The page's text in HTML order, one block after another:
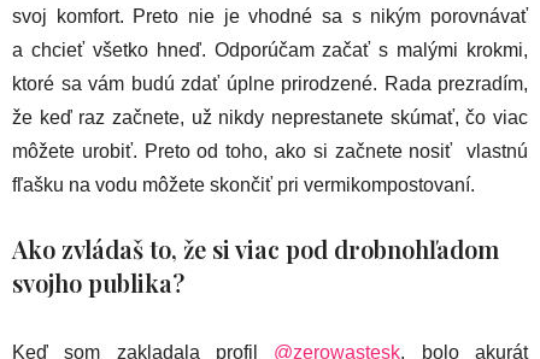
svoj komfort. Preto nie je vhodné sa s nikým porovnávať
a chcieť všetko hneď. Odporúčam začať s malými krokmi,
ktoré sa vám budú zdať úplne prirodzené. Rada prezradím,
že keď raz začnete, už nikdy neprestanete skúmať, čo viac
môžete urobiť. Preto od toho, ako si začnete nosiť vlastnú
fľašku na vodu môžete skončiť pri vermikompostovaní.
Ako zvládaš to, že si viac pod drobnohľadom
svojho publika?
Keď som zakladala profil @zerowastesk, bolo akurát